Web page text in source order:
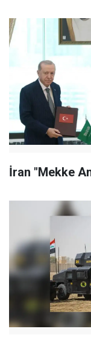
İran "Mekke